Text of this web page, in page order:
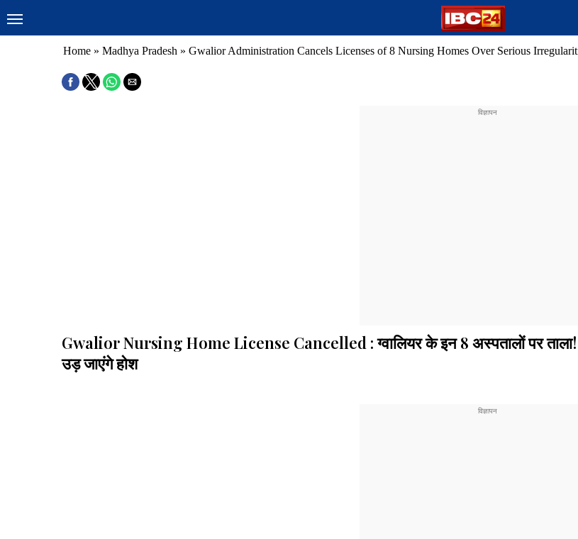
Home » Madhya Pradesh » Gwalior Administration Cancels Licenses of 8 Nursing Homes Over Serious
Gwalior Nursing Home License Cancelled : ग्वालियर के इन 8 अस्पतालों पर
उड़ जाएंगे होश